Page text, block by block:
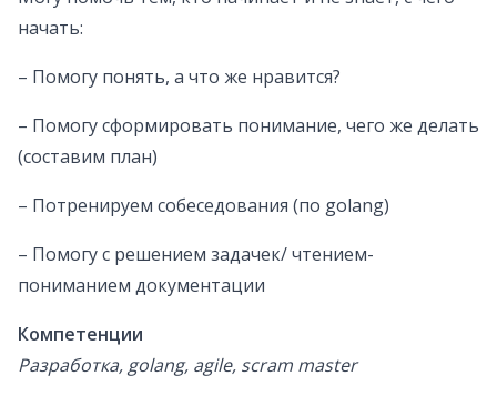
начать:
– Помогу понять, а что же нравится?
– Помогу сформировать понимание, чего же делать
(составим план)
– Потренируем собеседования (по golang)
– Помогу с решением задачек/ чтением-
пониманием документации
Компетенции
Разработка, golang, agile, scram master